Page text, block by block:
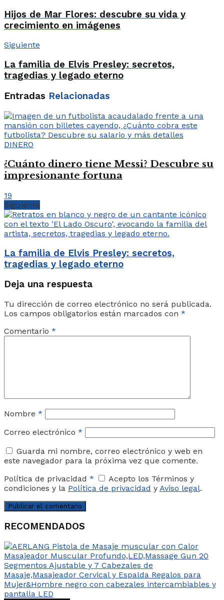
Hijos de Mar Flores: descubre su vida y
crecimiento en imágenes
Siguiente
La familia de Elvis Presley: secretos,
tragedias y legado eterno
Entradas Relacionadas
DINERO
¿Cuánto dinero tiene Messi? Descubre su
impresionante fortuna
19
Siguiente
La familia de Elvis Presley: secretos,
tragedias y legado eterno
Deja una respuesta
Tu dirección de correo electrónico no será publicada.
Los campos obligatorios están marcados con *
Comentario *
Nombre *
Correo electrónico *
Guarda mi nombre, correo electrónico y web en
este navegador para la próxima vez que comente.
Política de privacidad *
Acepto los Términos y
condiciones y la Política de privacidad y Aviso legal.
RECOMENDADOS